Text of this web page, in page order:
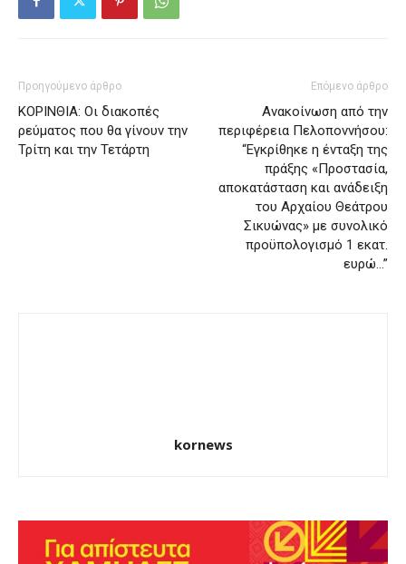
Προηγούμενο άρθρο
ΚΟΡΙΝΘΙΑ: Οι διακοπές
ρεύματος που θα γίνουν την
Τρίτη και την Τετάρτη
Επόμενο άρθρο
Ανακοίνωση από την
περιφέρεια Πελοποννήσου:
“Εγκρίθηκε η ένταξη της
πράξης «Προστασία,
αποκατάσταση και ανάδειξη
του Αρχαίου Θεάτρου
Σικυώνας» με συνολικό
προϋπολογισμό 1 εκατ.
ευρώ…”
kornews